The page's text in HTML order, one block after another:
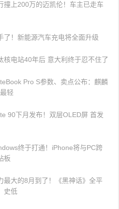
撞上200万的迈凯伦！车主已走车
了！新能源汽车充电将全面升级
核电站40年后 意大利终于忍不住了
Pro S参数、卖点公布：麒麟
轻
90下月发布！双层OLED屏 首发
终于打通！iPhone将与PC跨
板
最大的8月到了！《黑神话》全平
史低